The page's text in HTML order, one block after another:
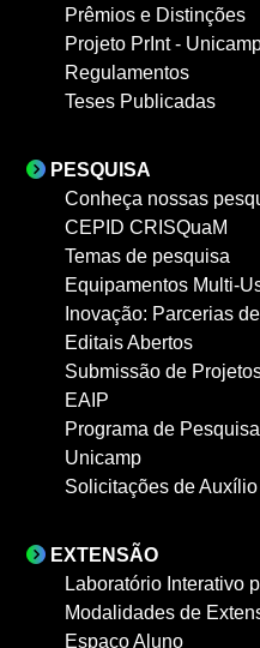
Prêmios e Distinções
Projeto PrInt -
Regulamentos
Teses Publicadas
PESQUISA
Conheça nossas
CEPID CRISQuaM
Temas de pesquisa
Equipamentos Multi-
Inovação: Parcerias
Editais Abertos
Submissão de
EAIP
Programa de
Unicamp
Solicitações de
EXTENSÃO
Laboratório Interativo
Modalidades de
Espaço Aluno